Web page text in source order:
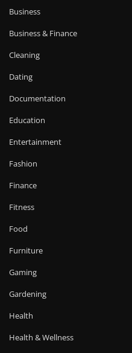
Business
Business & Finance
Cleaning
Dating
Documentation
Education
Entertainment
Fashion
Finance
Fitness
Food
Furniture
Gaming
Gardening
Health
Health & Wellness